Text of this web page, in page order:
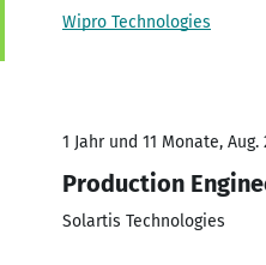
Wipro Technologies
1 Jahr und 11 Monate, Aug.
Production
Solartis Technologies